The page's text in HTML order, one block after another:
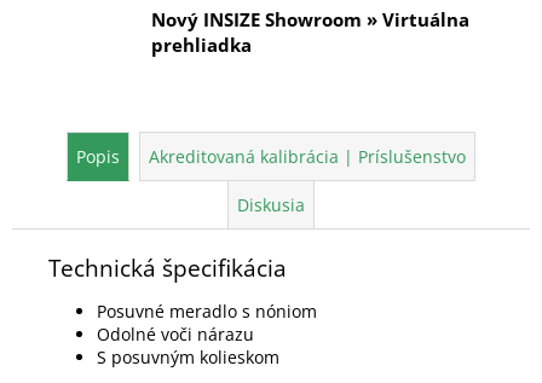
Nový INSIZE Showroom » Virtuálna
prehliadka
Popis Akreditovaná kalibrácia | Príslušenstvo
Diskusia
Technická špecifikácia
Posuvné meradlo s nóniom
Odolné voči nárazu
S posuvným kolieskom